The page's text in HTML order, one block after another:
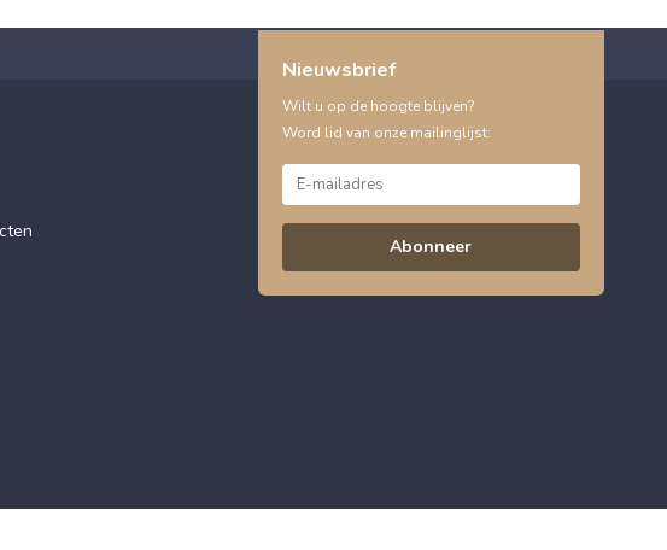
Nieuwsbrief
Wilt u op de hoogte blijven?
Word lid van onze mailinglijst:
Abonneer